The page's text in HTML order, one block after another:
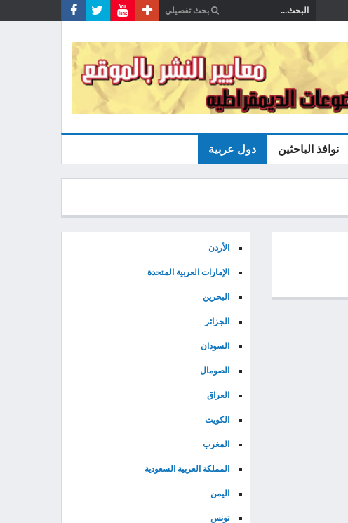
نوافذ الباحثين دول عربية
الأردن
الإمارات العربية المتحدة
البحرين
الجزائر
السودان
الصومال
العراق
الكويت
المغرب
المملكة العربية السعودية
اليمن
تونس